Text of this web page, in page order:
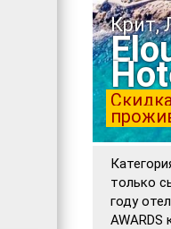
Крит,
только
году